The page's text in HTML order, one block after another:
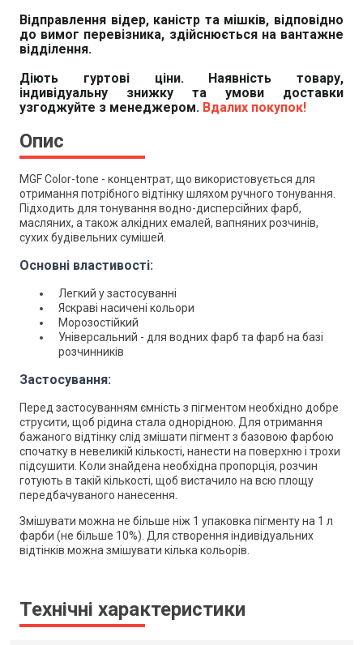
Відправлення відер, каністр та мішків, відповідно
до вимог перевізника, здійснюється на вантажне
відділення.
Діють гуртові ціни. Наявність товару,
індивідуальну знижку та умови доставки
узгоджуйте з менеджером. Вдалих покупок!
Опис
MGF Color-tone - концентрат, що використовується для
отримання потрібного відтінку шляхом ручного тонування.
Підходить для тонування водно-дисперсійних фарб,
масляних, а також алкідних емалей, вапняних розчинів,
сухих будівельних сумішей.
Основні властивості:
Легкий у застосуванні
Яскраві насичені кольори
Морозостійкий
Універсальний - для водних фарб та фарб на базі
розчинників
Застосування:
Перед застосуванням ємність з пігментом необхідно добре
струсити, щоб рідина стала однорідною. Для отримання
бажаного відтінку слід змішати пігмент з базовою фарбою
спочатку в невеликій кількості, нанести на поверхню і трохи
підсушити. Коли знайдена необхідна пропорція, розчин
готують в такій кількості, щоб вистачило на всю площу
передбачуваного нанесення.
Змішувати можна не більше ніж 1 упаковка пігменту на 1 л
фарби (не більше 10%). Для створення індивідуальних
відтінків можна змішувати кілька кольорів.
Технічні характеристики